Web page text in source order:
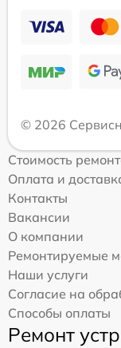
© 2026
Стоимость
Оплата и
Контакты
Вакансии
О компании
Ремонтируемые
Наши услуги
Согласие на
Способы оплаты
Ремонт